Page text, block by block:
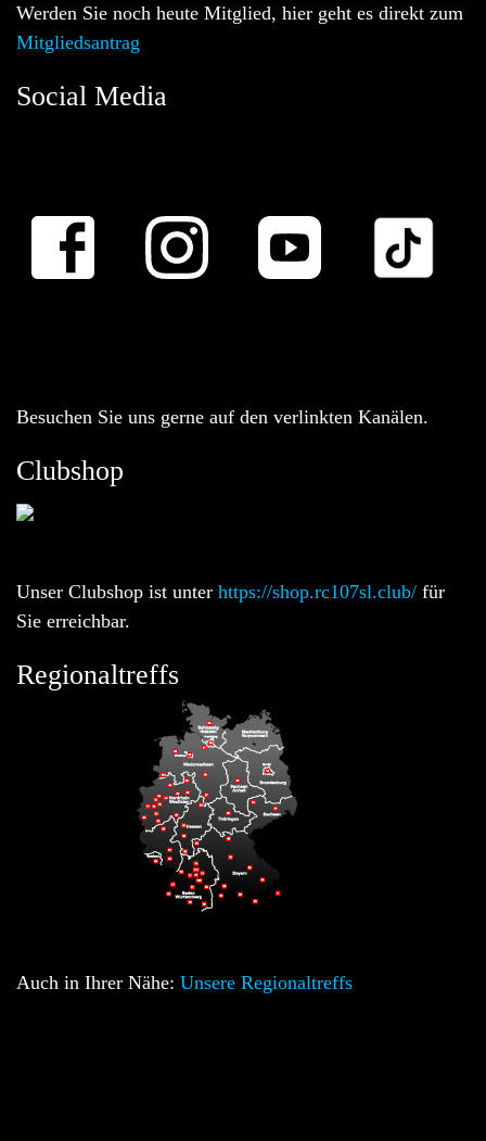
Werden Sie noch heute Mitglied, hier geht es direkt zum
Mitgliedsantrag
Social Media
Besuchen Sie uns gerne auf den verlinkten Kanälen.
Clubshop
Unser Clubshop ist unter https://shop.rc107sl.club/ für
Sie erreichbar.
Regionaltreffs
Auch in Ihrer Nähe: Unsere Regionaltreffs